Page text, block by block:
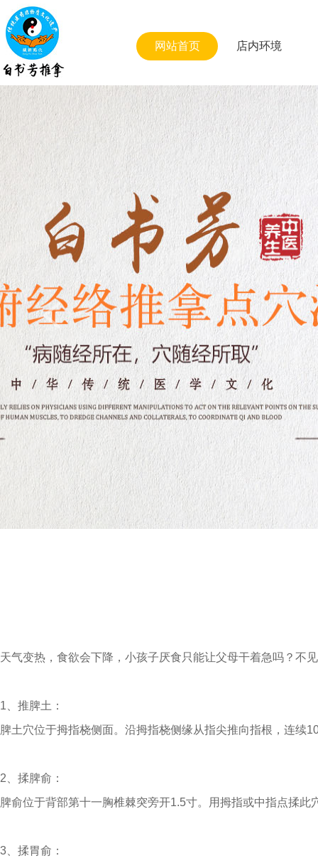
网站首页 店内环境
天气变热，食欲会下降，小孩子厌食只能让父母干着急吗？不
1、推脾土：
脾土穴位于拇指桡侧面。沿拇指桡侧缘从指尖推向指根，连续
2、揉脾俞：
脾俞位于背部第十一胸椎棘突旁开1.5寸。用拇指或中指点揉
3、揉胃俞：